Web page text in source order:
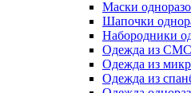
Маски
Шапочки
Набородники
Одежда из
Одежда из
Одежда из